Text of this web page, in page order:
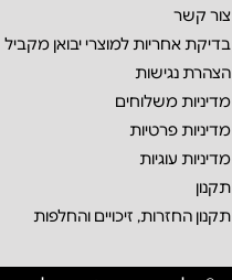
צור קשר
בדיקת אחריות למוצרי יבואן מקביל
הצהרת נגישות
מדיניות משלוחים
מדיניות פרטיות
מדיניות עוגיות
תקנון
תקנון החזרות, זיכויים והחלפות